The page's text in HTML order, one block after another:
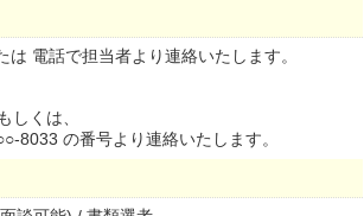
電話で担当者より連絡いたします。
くは、
8033 の番号より連絡いたします。